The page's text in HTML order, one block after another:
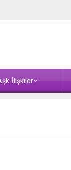
İlişkiler